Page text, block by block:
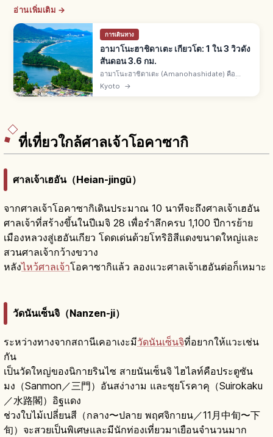
อ่านเพิ่มเติม →
การเดินทาง
อามาโนะฮาชิดาเตะ เกียวโต: 1 ใน 3 วิวดัง
สันดอน 3.6 กม.
อามาโนะฮาชิดาเตะ (Amanohashidate) คือ
สันดอนทรายมิยาซุเหนือเกียวโต 1 ใน 3 วิวดังญี่ปุ่
นกับมัตสึชิมะและมิยาจิมะ ยาว 3.6 กม. ต้นสนกว่า
Kyoto →
ที่เที่ยวใกล้ศาลเจ้าโอคาซากิ
ศาลเจ้าเฮอัน（Heian-jingū）
จากศาลเจ้าโอคาซากิเดินประมาณ 10 นาทีจะถึงศาลเจ้าเฮอัน
ศาลเจ้าที่สร้างขึ้นในปีเมจิ 28 เพื่อรำลึกครบ 1,100 ปีการย้าย
เมืองหลวงสู่เฮอันเกียว โดดเด่นด้วยโทริอิสีแดงขนาดใหญ่และ
สวนศาลเจ้ากว้างขวาง
หลังไหว้ศาลเจ้าโอคาซากิแล้ว ลองแวะศาลเจ้าเฮอันต่อก็เหมาะ
วัดนันเซ็นจิ（Nanzen-ji）
ระหว่างทางจากสถานีเคอาเงะมีวัดนันเซ็นจิที่อยากให้แวะเช่น
กัน
เป็นวัดใหญ่ของนิกายรินไซ สายนันเซ็นจิ ไฮไลท์คือประตูซัน
มง（Sanmon／三門）อันสง่างาม และซุยโรคาคุ（Suirokaku
／水路閣）อิฐแดง
ช่วงใบไม้เปลี่ยนสี（กลาง〜ปลาย พฤศจิกายน／11月中旬〜下
旬）จะสวยเป็นพิเศษและมีนักท่องเที่ยวมาเยือนจำนวนมาก